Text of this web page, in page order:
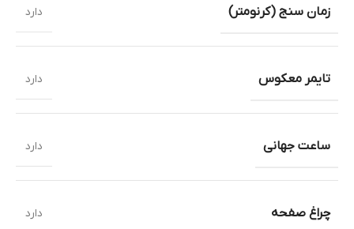
زمان سنج (کرنومتر) دارد
تایمر معکوس دارد
ساعت جهانی دارد
چراغ صفحه دارد